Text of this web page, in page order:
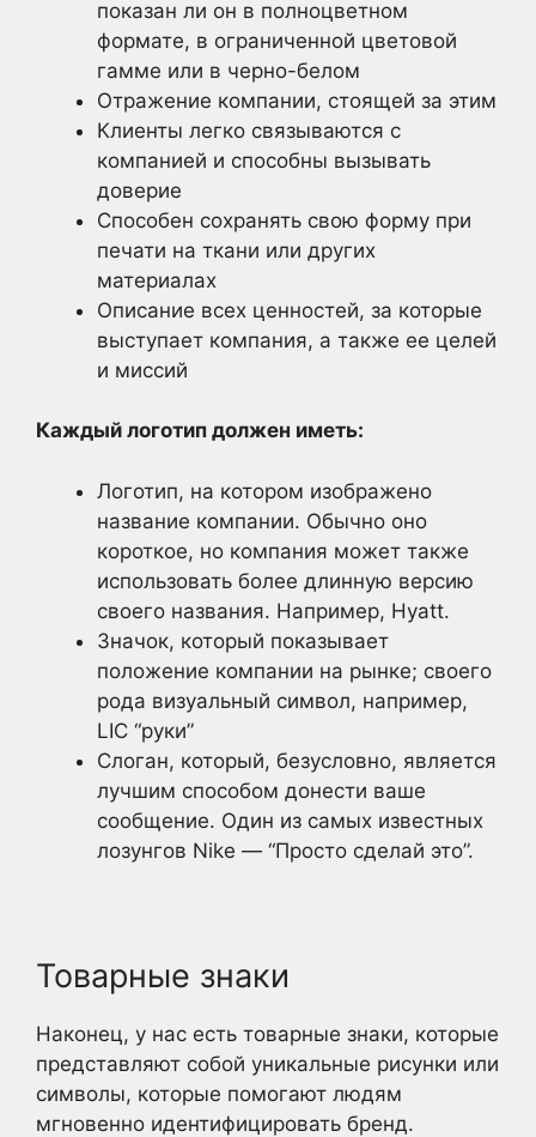
показан ли он в полноцветном
формате, в ограниченной цветовой
гамме или в черно-белом
Отражение компании, стоящей за этим
Клиенты легко связываются с
компанией и способны вызывать
доверие
Способен сохранять свою форму при
печати на ткани или других
материалах
Описание всех ценностей, за которые
выступает компания, а также ее целей
и миссий
Каждый логотип должен иметь:
Логотип, на котором изображено
название компании. Обычно оно
короткое, но компания может также
использовать более длинную версию
своего названия. Например, Hyatt.
Значок, который показывает
положение компании на рынке; своего
рода визуальный символ, например,
LIC “руки”
Слоган, который, безусловно, является
лучшим способом донести ваше
сообщение. Один из самых известных
лозунгов Nike — “Просто сделай это”.
Товарные знаки
Наконец, у нас есть товарные знаки, которые
представляют собой уникальные рисунки или
символы, которые помогают людям
мгновенно идентифицировать бренд.